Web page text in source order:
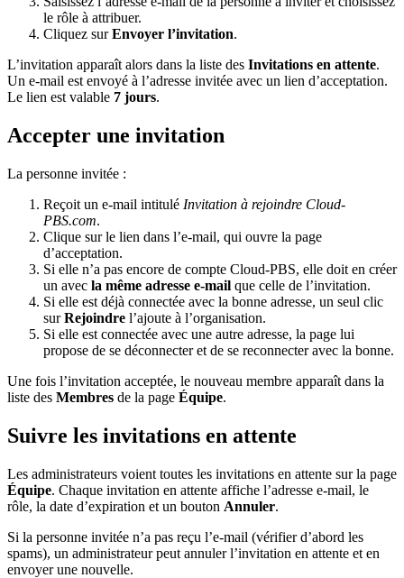
le rôle à attribuer.
Cliquez surEnvoyer l’invitation.
L’invitation apparaît alors dans la liste des Invitations en attente.
Un e-mail est envoyé à l’adresse invitée avec un lien d’acceptation.
Le lien est valable 7 jours.
Accepter une invitation
La personne invitée :
Reçoit un e-mail intitulé Invitation à rejoindre Cloud-
PBS.com.
Clique sur le lien dans l’e-mail, qui ouvre la page
d’acceptation.
Si elle n’a pas encore de compte Cloud-PBS, elle doit en créer
un avec la même adresse e-mail que celle de l’invitation.
Si elle est déjà connectée avec la bonne adresse, un seul clic
surRejoindre l’ajoute à l’organisation.
Si elle est connectée avec une autre adresse, la page lui
propose de se déconnecter et de se reconnecter avec la bonne.
Une fois l’invitation acceptée, le nouveau membre apparaît dans la
liste des Membres de la page Équipe.
Suivre les invitations en attente
Les administrateurs voient toutes les invitations en attente sur la page
Équipe. Chaque invitation en attente affiche l’adresse e-mail, le
rôle, la date d’expiration et un bouton Annuler.
Si la personne invitée n’a pas reçu l’e-mail (vérifier d’abord les
spams), un administrateur peut annuler l’invitation en attente et en
envoyer une nouvelle.